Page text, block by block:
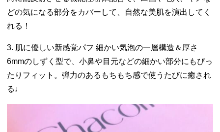
どの気になる部分をカバーして、自然な美肌を演出してく
れる！
3. 肌に優しい新感覚パフ 細かい気泡の一層構造＆厚さ
6mmのしずく型で、小鼻や目元などの細かい部分にもぴっ
たりフィット。弾力のあるもちもち感で使うたびに癒され
る♩